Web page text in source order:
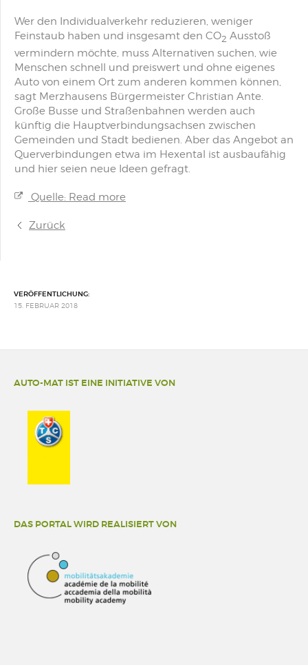
Wer den Individualverkehr reduzieren, weniger
Feinstaub haben und insgesamt den CO2 Ausstoß
vermindern möchte, muss Alternativen suchen, wie
Menschen schnell und preiswert und ohne eigenes
Auto von einem Ort zum anderen kommen können,
sagt Merzhausens Bürgermeister Christian Ante.
Große Busse und Straßenbahnen werden auch
künftig die Hauptverbindungsachsen zwischen
Gemeinden und Stadt bedienen. Aber das Angebot an
Querverbindungen etwa im Hexental ist ausbaufähig
und hier seien neue Ideen gefragt.
Quelle: Read more
Zurück
VERÖFFENTLICHUNG:
15. FEBRUAR 2018
AUTO-MAT IST EINE INITIATIVE VON
DAS PORTAL WIRD REALISIERT VON